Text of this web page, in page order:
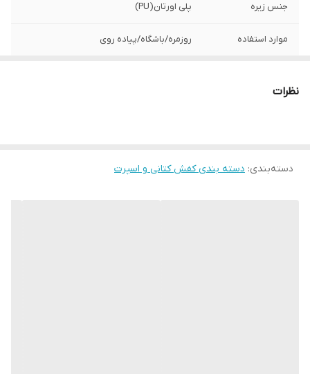
جنس زیره پلی اورتان(PU)
موارد استفاده روزمره/باشگاه/پیاده روی
کفش
نظرات
دسته‌بندی: دسته بندی کفش کتانی و اسپرت